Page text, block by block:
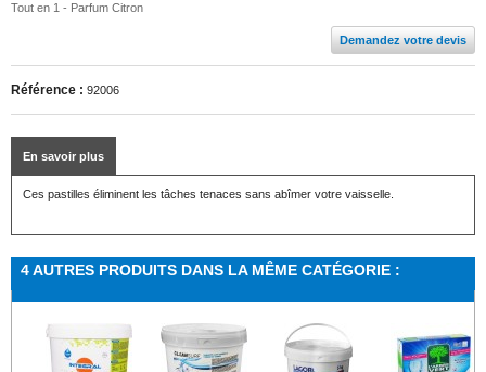
Tout en 1 - Parfum Citron
Demandez votre devis
Référence : 92006
En savoir plus
Ces pastilles éliminent les tâches tenaces sans abîmer votre vaisselle.
4 AUTRES PRODUITS DANS LA MÊME CATÉGORIE :